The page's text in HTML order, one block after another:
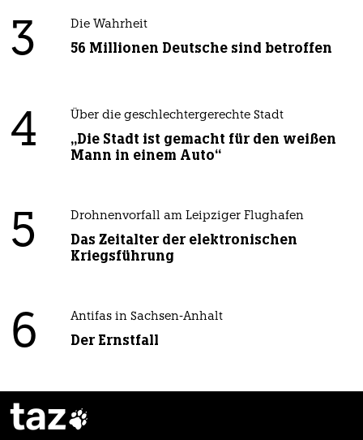
3 Die Wahrheit
56 Millionen Deutsche sind betroffen
4 Über die geschlechtergerechte Stadt
„Die Stadt ist gemacht für den weißen
Mann in einem Auto“
5 Drohnenvorfall am Leipziger Flughafen
Das Zeitalter der elektronischen
Kriegsführung
6 Antifas in Sachsen-Anhalt
Der Ernstfall
taz